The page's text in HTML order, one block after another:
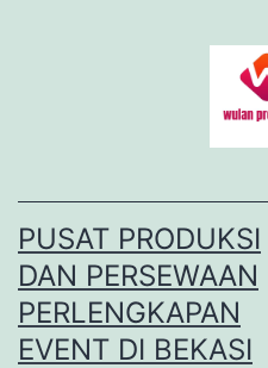
PUSAT PRODUKSI
DAN PERSEWAAN
PERLENGKAPAN
EVENT DI BEKASI